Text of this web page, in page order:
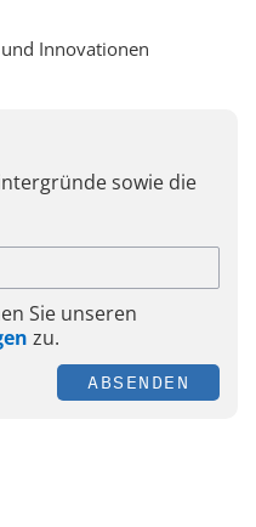
Innovationen
sowie die
Sie unseren
zu.
ABSENDEN